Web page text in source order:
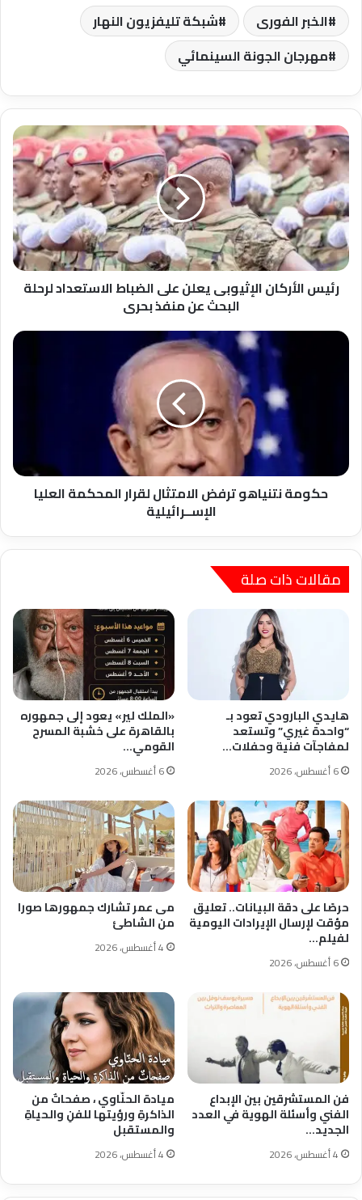
الخبر الفورى
شبكة تليفزيون النهار
مهرجان الجونة السينمائي
رئيس
الأركان
الإثيوبى
يعلن
على
الضباط
الاستعداد
لرحلة
البحث
عن
منفذ
رئيس الأركان الإثيوبى يعلن على الضباط الاستعداد لرحلة
البحث عن منفذ بحرى
حكومة
الإســرائيلية
حكومة نتنياهو ترفض الامتثال لقرار المحكمة العليا
الإســرائيلية
مقالات ذات صلة
هايدي البارودي تعود بـ
“واحدة غيري” وتستعد
لمفاجآت فنية وحفلات…
6 أغسطس، 2026
«الملك لير» يعود إلى جمهوره
بالقاهرة على خشبة المسرح
القومي…
6 أغسطس، 2026
حرصًا على دقة البيانات.. تعليق
مؤقت لإرسال الإيرادات اليومية
لفيلم…
6 أغسطس، 2026
مى عمر تشارك جمهورها صورا
من الشاطئ
4 أغسطس، 2026
فن المستشرقين بين الإبداع
الفني وأسئلة الهوية في العدد
الجديد…
4 أغسطس، 2026
ميادة الحنّاوي ، صفحاتٌ من
الذاكرةِ ورؤيتها للفنِ والحياةِ
والمستقبل
4 أغسطس، 2026